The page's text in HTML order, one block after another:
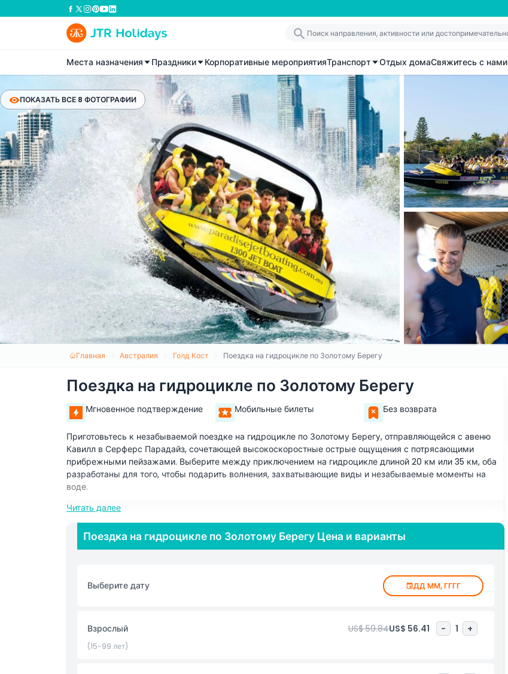
Места назначения Праздники Корпоративные мероприятияТранспорт Отдых домаСвяжитесь с нами
ПОКАЗАТЬ ВСЕ 8 ФОТОГРАФИИ
Главная Австралия Голд Кост Поездка на гидроцикле по Золотому Берегу
Поездка на гидроцикле по Золотому Берегу
Мгновенное подтверждение Мобильные билеты Без возврата
Приготовьтесь к незабываемой поездке на гидроцикле по Золотому Берегу, отправляющейся с авеню
Кавилл в Серферс Парадайз, сочетающей высокоскоростные острые ощущения с потрясающими
прибрежными пейзажами. Выберите между приключением на гидроцикле длиной 20 км или 35 км, оба
разработаны для того, чтобы подарить волнения, захватывающие виды и незабываемые моменты на
воде.
Основные моменты
Включено
Политика в отношении детей и взрослых
Не подходит для
Читать далее
Поездка на гидроцикле по Золотому Берегу Цена и варианты
Выберите дату ДД ММ, ГГГГ
Взрослый US$ 59.84US$ 56.41 - 1 +
(15-99 лет)